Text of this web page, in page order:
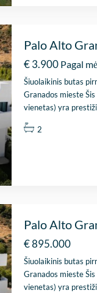
Palo Alto
€ 3.900 Pagal
Šiuolaikinis butas
Granados mieste
vienetas) yra
2
Palo Alto
€ 895.000
Šiuolaikinis butas
Granados mieste
vienetas) yra